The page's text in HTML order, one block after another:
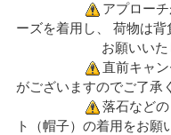
アプロー
ーズを着用し、 荷物は背
お願いいたし
直前キャ
がございますのでご了承
落石など
ト（帽子）の着用をお願